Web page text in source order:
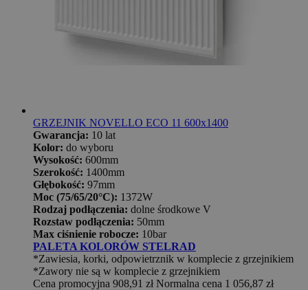
GRZEJNIK NOVELLO ECO 11 600x1400
Gwarancja: 10 lat
Kolor: do wyboru
Wysokość: 600mm
Szerokość: 1400mm
Głębokość: 97mm
Moc (75/65/20°C): 1372W
Rodzaj podłączenia: dolne środkowe V
Rozstaw podłączenia: 50mm
Max ciśnienie robocze: 10bar
PALETA KOLORÓW STELRAD
*Zawiesia, korki, odpowietrznik w komplecie z grzejnikiem
*Zawory nie są w komplecie z grzejnikiem
Cena promocyjna 908,91 zł Normalna cena 1 056,87 zł